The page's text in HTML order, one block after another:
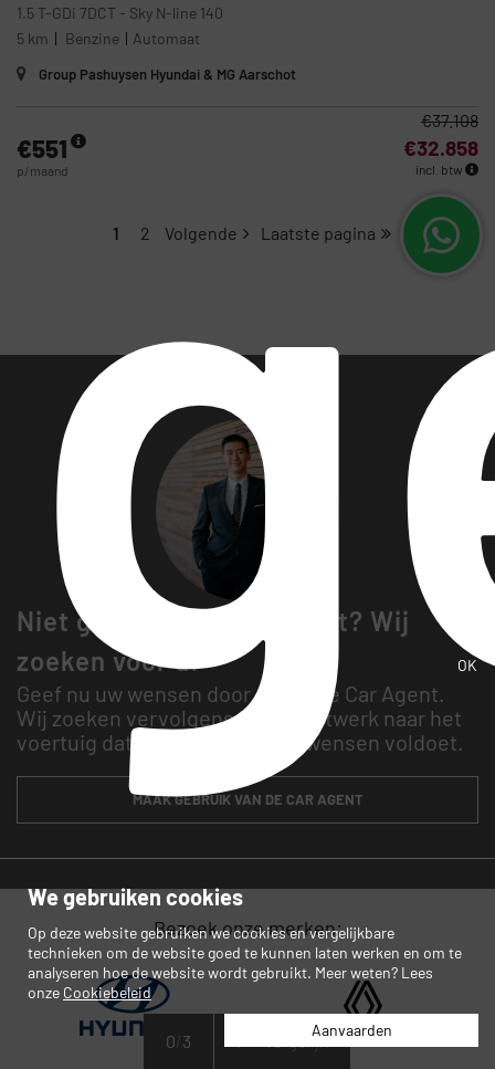
0/ 3 Vergelijk
1.5 T-GDi 7DCT - Sky N-line 140
5 km
Benzine Automaat
Group Pashuysen Hyundai & MG Aarschot
€551
p/maand
€32.858
€37.108
incl. btw
1 2 Volgende Laatste pagina
Niet gevonden wat u zoekt? Wij
zoeken voor u!
Geef nu uw wensen door aan onze Car Agent.
Wij zoeken vervolgens in ons netwerk naar het
voertuig dat maximaal aan uw wensen voldoet.
MAAK GEBRUIK VAN DE CAR AGENT
Bezoek onze merken:
We gebruiken cookies
Op deze website gebruiken we cookies en vergelijkbare
technieken om de website goed te kunnen laten werken en om te
analyseren hoe de website wordt gebruikt. Meer weten? Lees
onze Cookiebeleid
Aanvaarden
OK